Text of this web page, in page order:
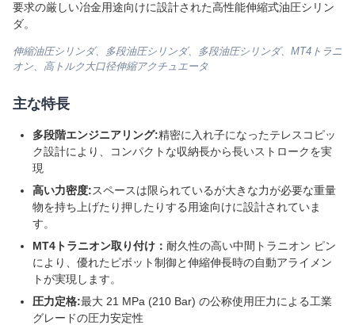
要求の厳しい冶金用途向けに設計された高性能伸縮式油圧シリン
ダ。
伸縮油圧シリンダ、多段油圧シリンダ、多段油圧シリンダ、MT4トラニ
オン、高トルク大口径伸縮アクチュエータ
主な特長
多段階エンジニアリング:精密に入れ子になったテレスコピッ
ク設計により、コンパクトな収納長から長いストロークを実
現
高い力密度:スペースは限られているが大きな力が必要な重量
物を持ち上げたり押したりする用途向けに設計されていま
す。
MT4トラニオン取り付け： 耐久性の高い中間トラニオン ピン
により、優れたピボット制御と伸縮伸長時の自動アライメン
トが実現します。
圧力定格:最大 21 MPa (210 Bar) の公称使用圧力による工業
グレードの圧力安定性